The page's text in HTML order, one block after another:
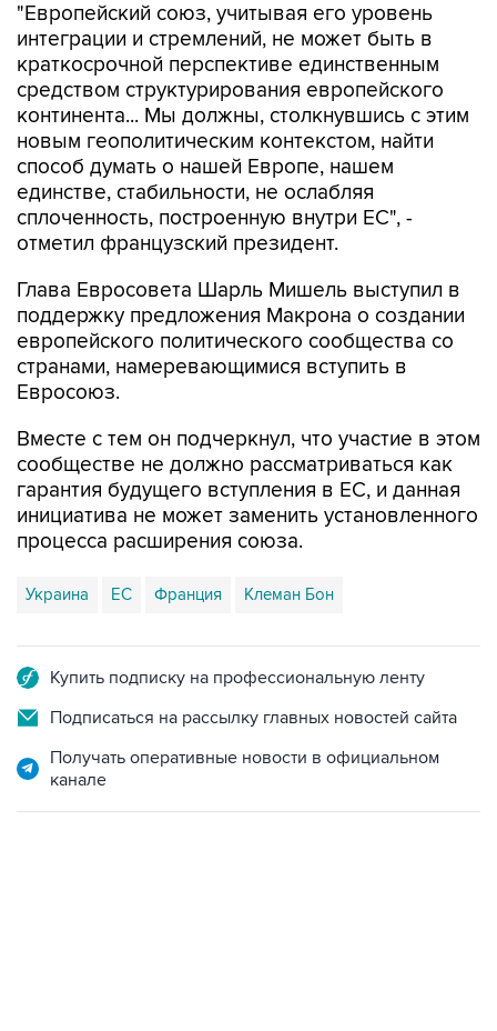
"Европейский союз, учитывая его уровень
интеграции и стремлений, не может быть в
краткосрочной перспективе единственным
средством структурирования европейского
континента... Мы должны, столкнувшись с этим
новым геополитическим контекстом, найти
способ думать о нашей Европе, нашем
единстве, стабильности, не ослабляя
сплоченность, построенную внутри ЕС", -
отметил французский президент.
Глава Евросовета Шарль Мишель выступил в
поддержку предложения Макрона о создании
европейского политического сообщества со
странами, намеревающимися вступить в
Евросоюз.
Вместе с тем он подчеркнул, что участие в этом
сообществе не должно рассматриваться как
гарантия будущего вступления в ЕС, и данная
инициатива не может заменить установленного
процесса расширения союза.
Украина ЕС Франция Клеман Бон
Купить подписку на профессиональную ленту
Подписаться на рассылку главных новостей сайта
Получать оперативные новости в официальном
канале